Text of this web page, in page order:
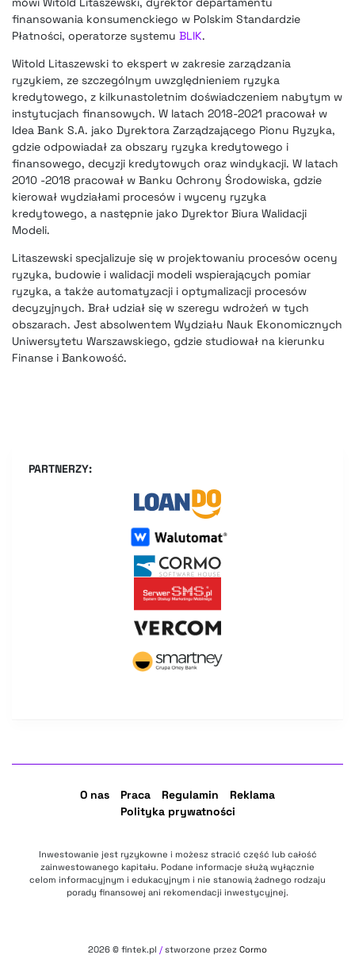
finansowania konsumenckiego w Polskim Standardzie
Płatności, operatorze systemu BLIK.
Witold Litaszewski to ekspert w zakresie zarządzania
ryzykiem, ze szczególnym uwzględnieniem ryzyka
kredytowego, z kilkunastoletnim doświadczeniem nabytym w
instytucjach finansowych. W latach 2018-2021 pracował w
Idea Bank S.A. jako Dyrektora Zarządzającego Pionu Ryzyka,
gdzie odpowiadał za obszary ryzyka kredytowego i
finansowego, decyzji kredytowych oraz windykacji. W latach
2010 -2018 pracował w Banku Ochrony Środowiska, gdzie
kierował wydziałami procesów i wyceny ryzyka
kredytowego, a następnie jako Dyrektor Biura Walidacji
Modeli.
Litaszewski specjalizuje się w projektowaniu procesów oceny
ryzyka, budowie i walidacji modeli wspierających pomiar
ryzyka, a także automatyzacji i optymalizacji procesów
decyzyjnych. Brał udział się w szeregu wdrożeń w tych
obszarach. Jest absolwentem Wydziału Nauk Ekonomicznych
Uniwersytetu Warszawskiego, gdzie studiował na kierunku
Finanse i Bankowość.
PARTNERZY:
O nas Praca Regulamin
Reklama
Polityka prywatności
Inwestowanie jest ryzykowne i możesz stracić część lub całość
zainwestowanego kapitału. Podane informacje służą wyłącznie
celom informacyjnym i edukacyjnym i nie stanowią żadnego rodzaju
porady finansowej ani rekomendacji inwestycyjnej.
2026 © fintek.pl / stworzone przez Cormo